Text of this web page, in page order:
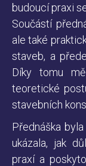
budoucí praxi
Součástí
ale také
staveb, a
Díky tomu
teoretické
stavebních
Přednáška
ukázala, jak
praxí a